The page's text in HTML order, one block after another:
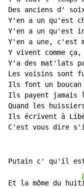
Des anciens d'
Y'en a un qu'est
Y'en a un qu'est
Y'en a une, c'est
Y vivent comme
Y'a des mat'lats
Les voisins sont
Ils font un
Ils payent jamais
Quand les
Ils écrivent à
C'est vous dire
Putain c' qu'il
Et la môme du huit